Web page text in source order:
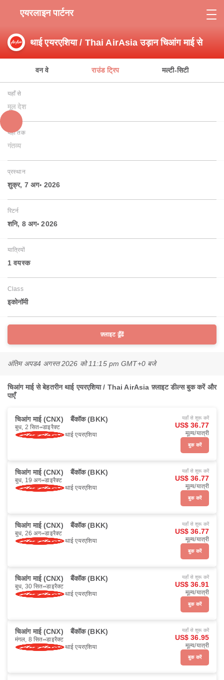
एयरलाइन पार्टनर
थाई एयरएशिया / Thai AirAsia उड़ान चिआंग माई से
वन वे राउंड ट्रिप मल्टी-सिटी
यहाँ से
मूल देश
यहाँ तक
गंतव्य
प्रस्थान
शुक्र, 7 अग॰ 2026
रिटर्न
शनि, 8 अग॰ 2026
यात्रियों
1 वयस्‍क
Class
इकोनॉमी
फ़्लाइट ढूँढें
अंतिम अपड4 अगस्त 2026 को 11:15 pm GMT+0 बजे
चिआंग माई से बेहतरीन थाई एयरएशिया / Thai AirAsia फ़्लाइट डील्स बुक करें और
पाएँ
चिआंग माई (CNX) बैंकॉक (BKK)
बुध, 2 सित॰ डाइरैक्ट
थाई एयरएशिया
यहाँ से शुरू करें
US$ 36.77
मूल्य/यात्री
बुक करें
चिआंग माई (CNX) बैंकॉक (BKK)
बुध, 19 अग॰ डाइरैक्ट
थाई एयरएशिया
यहाँ से शुरू करें
US$ 36.77
मूल्य/यात्री
बुक करें
चिआंग माई (CNX) बैंकॉक (BKK)
बुध, 26 अग॰ डाइरैक्ट
थाई एयरएशिया
यहाँ से शुरू करें
US$ 36.77
मूल्य/यात्री
बुक करें
चिआंग माई (CNX) बैंकॉक (BKK)
बुध, 30 सित॰ डाइरैक्ट
थाई एयरएशिया
यहाँ से शुरू करें
US$ 36.91
मूल्य/यात्री
बुक करें
चिआंग माई (CNX) बैंकॉक (BKK)
मंगल, 8 सित॰ डाइरैक्ट
थाई एयरएशिया
यहाँ से शुरू करें
US$ 36.95
मूल्य/यात्री
बुक करें